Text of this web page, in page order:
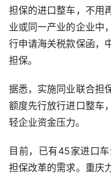
担保的进口整车，不用
业或同一产业的企业中
行申请海关税款保函，
担保。
据悉，实施同业联合担
额度先行放行进口整车
轻企业资金压力。
目前，已有45家进口
担保改革的需求。重庆